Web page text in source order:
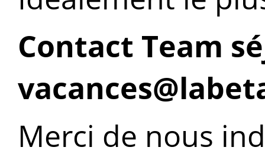
Contact Team
Merci de nous